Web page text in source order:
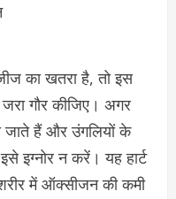
का खतरा है, तो इस
गौर कीजिए। अगर
जाते हैं और उंगलियों के
इग्नोर न करें। यह हार्ट
में ऑक्सीजन की कमी